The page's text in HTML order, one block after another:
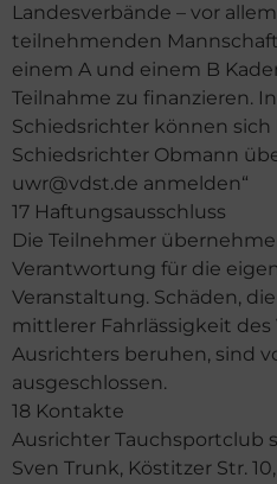
Landesverbände – vor
teilnehmenden
einem A und einem B
Teilnahme zu finanzieren.
Schiedsrichter können
Schiedsrichter Obmann
uwr@vdst.de anmelden“
17 Haftungsausschluss
Die Teilnehmer
Verantwortung für die
Veranstaltung. Schäden,
mittlerer Fahrlässigkeit des
Ausrichters beruhen, sind
ausgeschlossen.
18 Kontakte
Ausrichter Tauchsportclub
Sven Trunk, Köstitzer Str.